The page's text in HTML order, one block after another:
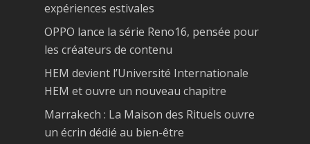
expériences estivales
OPPO lance la série Reno16, pensée pour
les créateurs de contenu
HEM devient l’Université Internationale
HEM et ouvre un nouveau chapitre
Marrakech : La Maison des Rituels ouvre
un écrin dédié au bien-être